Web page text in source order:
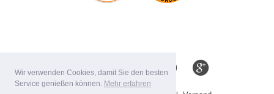
Wir verwenden Cookies, damit Sie den besten
Service genießen können. Mehr erfahren